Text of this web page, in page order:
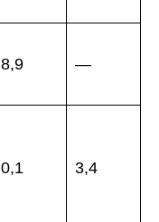
8,9 —
0,1 3,4